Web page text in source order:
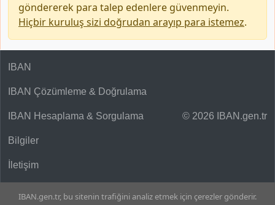
göndererek para talep edenlere güvenmeyin.
Hiçbir kuruluş sizi doğrudan arayıp para istemez.
© 2026 IBAN.gen.tr
IBAN
IBAN Çözümleme & Doğrulama
IBAN Hesaplama & Sorgulama
Bilgiler
İletişim
IBAN.gen.tr, bu sitenin trafiğini analiz etmek için çerezler gönderir.